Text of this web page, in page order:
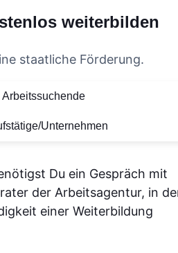
Lernen deutlich
und die
sind auf
hohen Niveau.
sodass man
orientieren kann.
ist der
wärmstens
Vielen Dank für
Lernerfahrung
nicht
aufgebaut
man kam
dann gut
weiterbilden
staatliche Förderung.
Arbeitssuchende
Unternehmen
Du ein Gespräch mit
der Arbeitsagentur, in
einer Weiterbildung